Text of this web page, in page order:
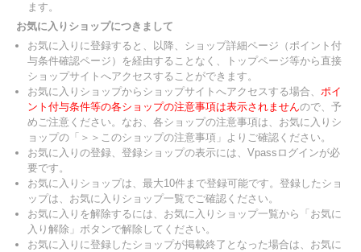
ます。
お気に入りショップにつきまして
お気に入りに登録すると、以降、ショップ詳細ページ（ポイント付
与条件確認ページ）を経由することなく、トップページ等から直接
ショップサイトへアクセスすることができます。
お気に入りショップからショップサイトへアクセスする場合、 ポイ
ント付与条件等の各ショップの注意事項は表示されませんので、予
めご注意ください。なお、各ショップの注意事項は、お気に入りシ
ョップの「＞＞このショップの注意事項」よりご確認ください。
お気に入りの登録、登録ショップの表示には、Vpassログインが必
要です。
お気に入りショップは、最大10件まで登録可能です。登録したショ
ップは、お気に入りショップ一覧でご確認ください。
お気に入りを解除するには、お気に入りショップ一覧から「お気に
入り解除」ボタンで解除してください。
お気に入りに登録したショップが掲載終了となった場合は、お気に